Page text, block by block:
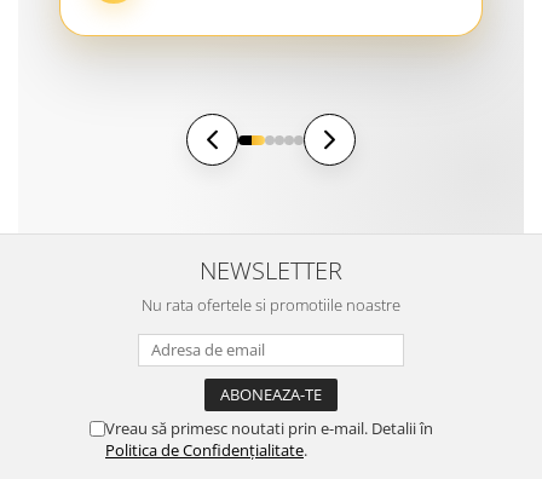
NEWSLETTER
Nu rata ofertele si promotiile noastre
Vreau să primesc noutati prin e-mail. Detalii în
Politica de Confidențialitate.